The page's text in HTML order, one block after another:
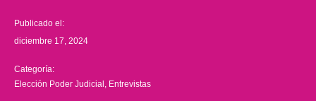
Publicado el:
diciembre 17, 2024
Categoría:
Elección Poder Judicial Entrevistas